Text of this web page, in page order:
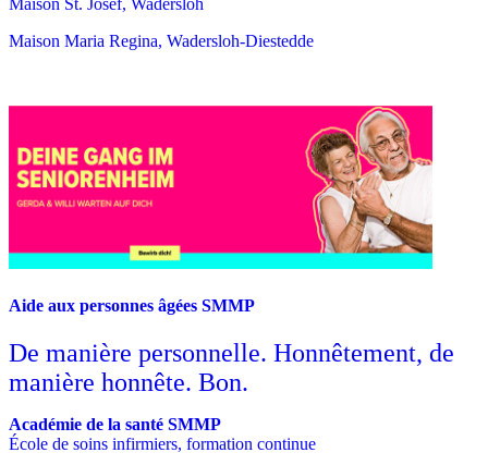
Maison St. Josef, Wadersloh
Maison Maria Regina, Wadersloh-Diestedde
Aide aux personnes âgées SMMP
De manière personnelle. Honnêtement, de
manière honnête. Bon.
Académie de la santé SMMP
École de soins infirmiers, formation continue